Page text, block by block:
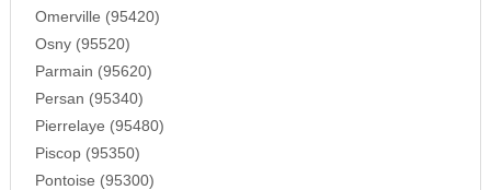
Omerville (95420)
Osny (95520)
Parmain (95620)
Persan (95340)
Pierrelaye (95480)
Piscop (95350)
Pontoise (95300)